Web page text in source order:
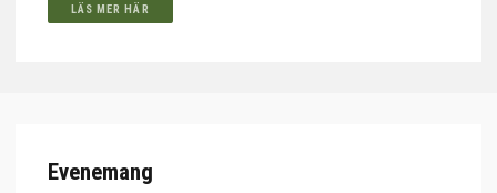
LÄS MER HÄR
Evenemang